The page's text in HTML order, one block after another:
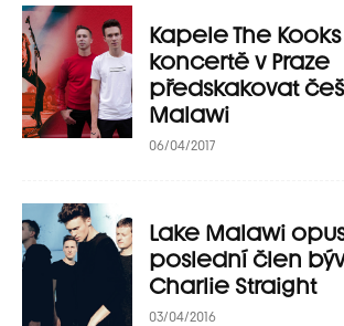
Kapele The
koncertě v Praze
předskakovat
Malawi
06/04/2017
Lake Malawi
poslední člen
Charlie Straight
03/04/2016